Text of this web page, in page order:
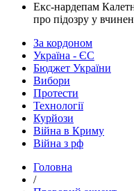
Екс-нардепам
про підозру у
За кордоном
Україна - ЄС
Бюджет України
Вибори
Протести
Технології
Курйози
Війна в Криму
Війна з рф
Головна
/